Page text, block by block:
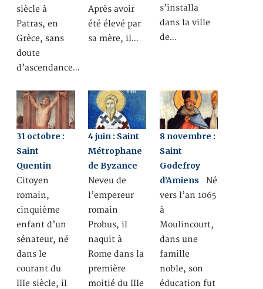
siècle à
Patras, en
Grèce, sans
doute
d’ascendance…
Après avoir
été élevé par
sa mère, il…
s’installa
dans la ville
de…
31 octobre :
Saint
Quentin
Citoyen
romain,
cinquième
enfant d’un
sénateur, né
dans le
courant du
IIIe siècle, il
4 juin : Saint
Métrophane
de Byzance
Neveu de
l’empereur
romain
Probus, il
naquit à
Rome dans la
première
moitié du IIIe
8 novembre :
Saint
Godefroy
d’Amiens Né
vers l’an 1065
à
Moulincourt,
dans une
famille
noble, son
éducation fut